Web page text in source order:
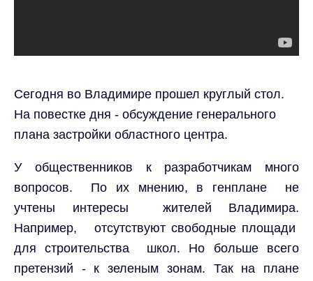
Сегодня во Владимире прошел круглый стол.
На повестке дня - обсуждение генерального
плана застройки областного центра.
У общественников к разработчикам много
вопросов.
По их мнению, в генплане
не
учтены интересы
жителей Владимира.
Например,
отсутствуют свободные площади
для строительства
школ. Но больше всего
претензий - к зеленым зонам. Так на плане